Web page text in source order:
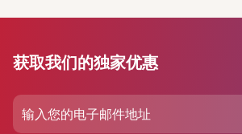
获取我们的独家优惠